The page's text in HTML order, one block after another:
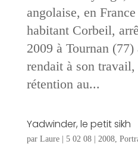
angolaise, en
habitant Corbeil,
2009 à Tournan (77)
rendait à son travail,
rétention au...
Yadwinder, le petit sikh
par Laure| 5 02 08| 2008,